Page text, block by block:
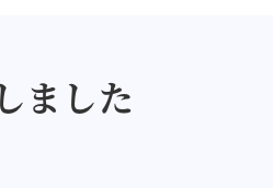
ました